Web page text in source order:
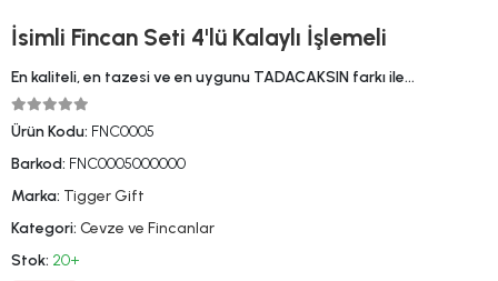
İsimli Fincan Seti 4'lü Kalaylı İşlemeli
En kaliteli, en tazesi ve en uygunu TADACAKSIN farkı ile…
Ürün Kodu: FNC0005
Barkod: FNC0005000000
Marka: Tigger Gift
Kategori: Cevze ve Fincanlar
Stok: 20+